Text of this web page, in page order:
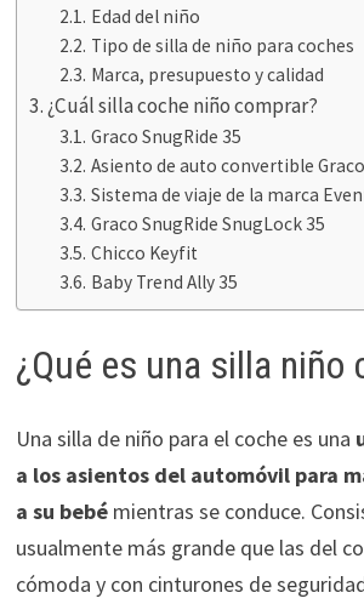
Edad del niño
Tipo de silla de niño para coches
Marca, presupuesto y calidad
¿Cuál silla coche niño comprar?
Graco SnugRide 35
Asiento de auto convertible
Sistema de viaje de la marca
Graco SnugRide SnugLock 35
Chicco Keyfit
Baby Trend Ally 35
¿Qué es una silla niño
Una silla de niño para el coche es una
a los asientos del automóvil para
a su bebémientras se conduce.
usualmente más grande que las del
cómoda y con cinturones de